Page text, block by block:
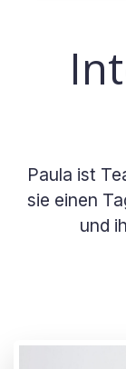
Paula ist
sie einen
und